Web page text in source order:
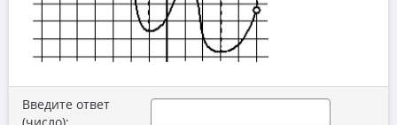
11. Графики функций
14. Стереометрия
Введите ответ